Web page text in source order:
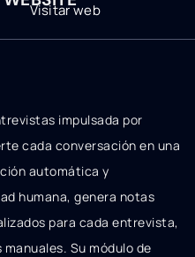
Visitar web
impulsada por
cada conversación en una
automática y
humana, genera notas
para cada entrevista,
Su módulo de